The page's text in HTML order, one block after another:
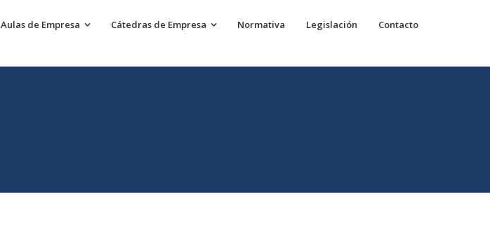
Aulas de Empresa Cátedras de Empresa Normativa Legislación Contacto